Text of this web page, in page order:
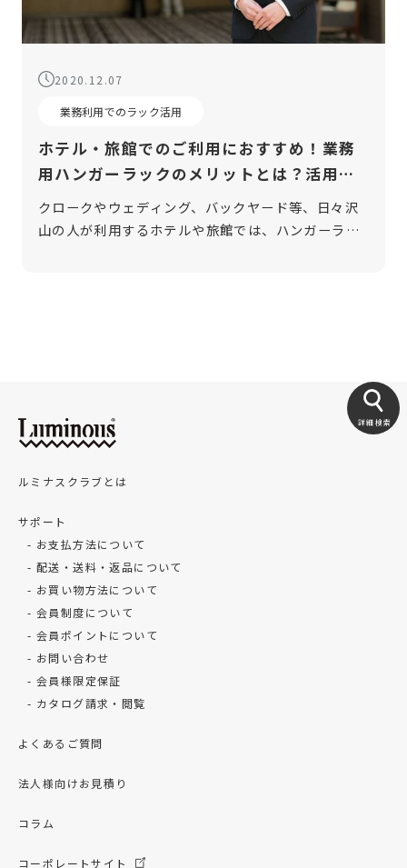
2020.12.07
業務利用でのラック活用
ホテル・旅館でのご利用におすすめ！業務
用ハンガーラックのメリットとは？活用法
をご紹介
クロークやウェディング、バックヤード等、日々沢
山の人が利用するホテルや旅館では、ハンガーラッ
詳細検索
ルミナスクラブとは
サポート
お支払方法について
配送・送料・返品について
お買い物方法について
会員制度について
会員ポイントについて
お問い合わせ
会員様限定保証
カタログ請求・閲覧
よくあるご質問
法人様向けお見積り
コラム
コーポレートサイト